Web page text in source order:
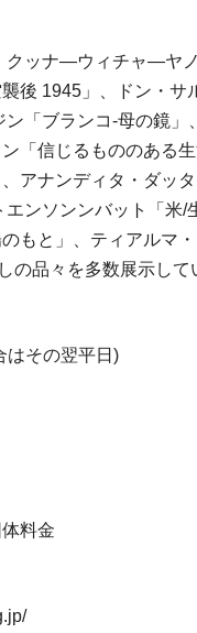
ッナ―ウィチャ―ヤ
後 1945」、ドン・サ
「ブランコ-母の鏡
「信じるもののある
アナンディタ・ダッ
ンソンンバット「米
もと」、ティアルマ
品々を多数展示して
はその翌平日)
料金